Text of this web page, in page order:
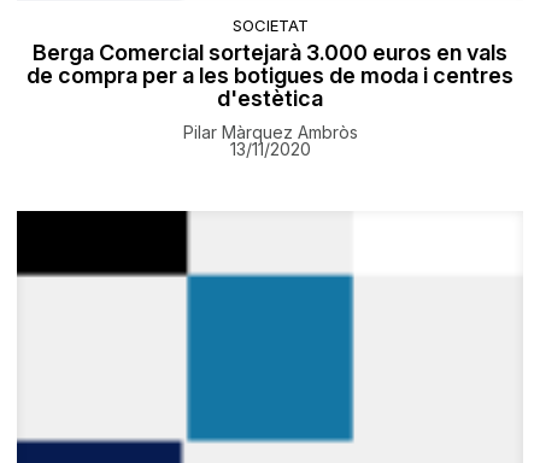
SOCIETAT
Berga Comercial sortejarà 3.000 euros en vals
de compra per a les botigues de moda i centres
d'estètica
Pilar Màrquez Ambròs
13/11/2020